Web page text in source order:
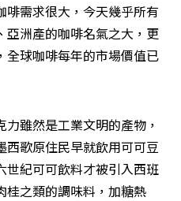
需求很大，今天幾乎所有
亞洲產的咖啡名氣之大，更
全球咖啡每年的市場價值已
雖然是工業文明的產物，
西歌原住民早就飲用可可豆
世紀可可飲料才被引入西班
桂之類的調味料，加糖熱